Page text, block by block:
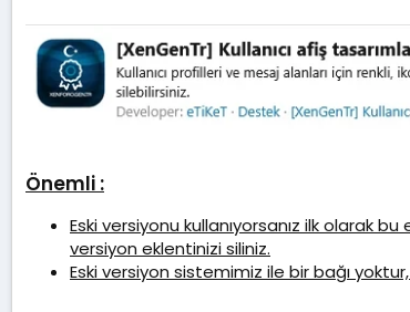
h
i
Önemli :
Eski versiyonu kullanıyorsanız ilk olarak
versiyon eklentinizi siliniz.
Eski versiyon sistemimiz ile bir bağı